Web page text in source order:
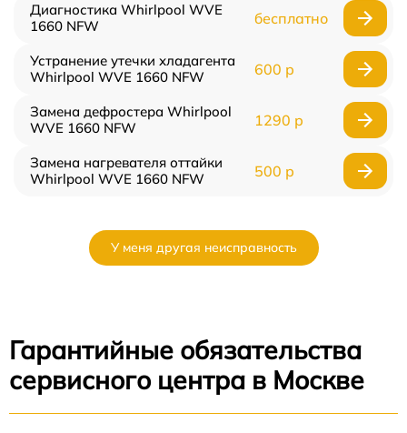
Диагностика Whirlpool WVE
1660 NFW
бесплатно
Устранение утечки хладагента
Whirlpool WVE 1660 NFW
600 р
Замена дефростера Whirlpool
WVE 1660 NFW
1290 р
Замена нагревателя оттайки
Whirlpool WVE 1660 NFW
500 р
У меня другая неисправность
Гарантийные обязательства
сервисного центра в Москве